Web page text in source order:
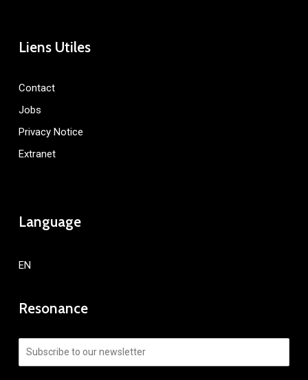
Liens Utiles
Contact
Jobs
Privacy Notice
Extranet
Language
EN
Resonance